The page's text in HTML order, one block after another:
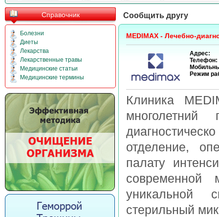
Справочник
Болезни
Диеты
Лекарства
Лекарственные травы
Медицинские статьи
Медицинские термины
Сообщить другу
MEDIMAX - Лечебно-
Адрес:
Телефон:
Режим
Клиника
многолетний
отделение,
палату
современной
уникальной
стерильный